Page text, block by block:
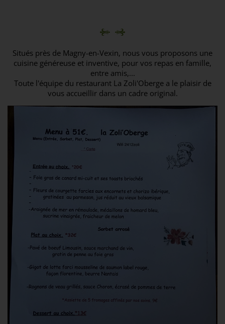
Situés près de Magny-en-Vexin, nous vous proposons une
cuisine généreuse et inventive, pour vos repas en famille,
entre amis,...
Toute l'équipe du restaurant La Zoli'Oberge a le plaisir de
vous accueillir dans un cadre original.